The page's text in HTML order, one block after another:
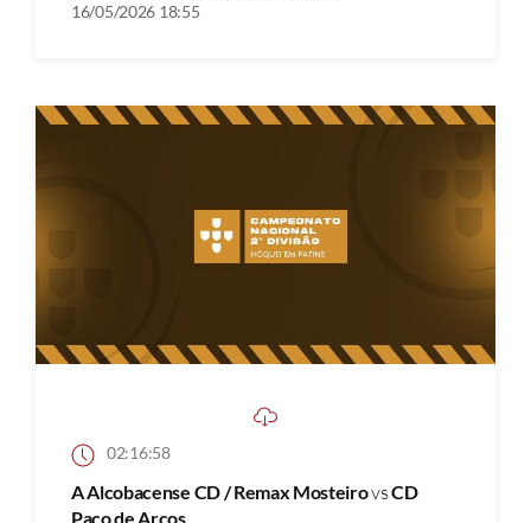
16/05/2026 18:55
02:16:58
A Alcobacense CD / Remax MosteirovsCD
Paço de Arcos